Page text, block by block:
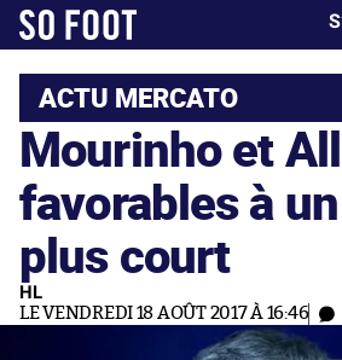
ACTU MERCATO
Mourinho et
favorables à
plus court
HL
LE VENDREDI 18 AOÛT 2017 À 16:46